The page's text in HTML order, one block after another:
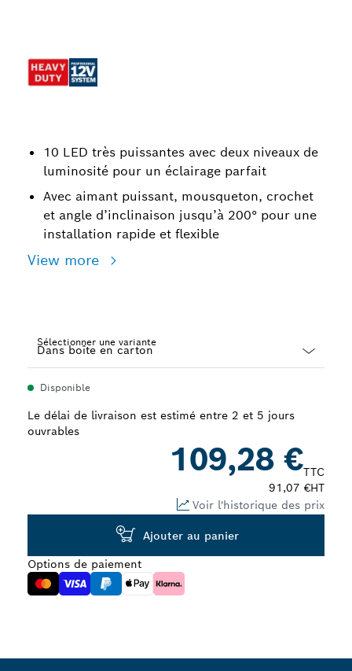
10 LED très puissantes avec deux niveaux de
luminosité pour un éclairage parfait
Avec aimant puissant, mousqueton, crochet
et angle d’inclinaison jusqu’à 200° pour une
installation rapide et flexible
View more
Sélectionner une variante
closed
Disponible
Le délai de livraison est estimé entre 2 et 5 jours
ouvrables
109,28 €TTC
91,07 €HT
Voir l'historique des prix
Ajouter au panier
Options de paiement